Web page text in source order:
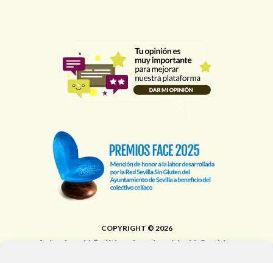
COPYRIGHT © 2026
Aviso legal| Política de privacidad | Cookies